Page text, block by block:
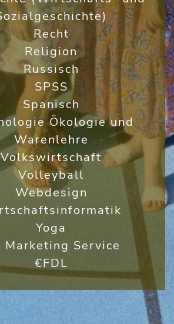
Recht
Religion
Russisch
SPSS
Spanisch
Ökologie und
Warenlehre
Volkswirtschaft
Volleyball
Webdesign
Yoga
Marketing Service
€FDL